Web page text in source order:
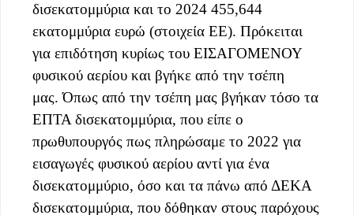
δισεκατομμύρια και το 2024 455,644
εκατομμύρια ευρώ (στοιχεία ΕΕ). Πρόκειται
για επιδότηση κυρίως του ΕΙΣΑΓΟΜΕΝΟΥ
φυσικού αερίου και βγήκε από την τσέπη
μας. Όπως από την τσέπη μας βγήκαν τόσο τα
ΕΠΤΑ δισεκατομμύρια, που είπε ο
πρωθυπουργός πως πληρώσαμε το 2022 για
εισαγωγές φυσικού αερίου αντί για ένα
δισεκατομμύριο, όσο και τα πάνω από ΔΕΚΑ
δισεκατομμύρια, που δόθηκαν στους παρόχους